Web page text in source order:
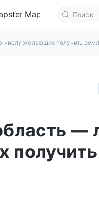
Map
числу желающих получить
—